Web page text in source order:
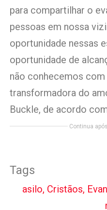
para compartilhar o
pessoas em nossa
oportunidade nessas
oportunidade de
não conhecemos com
transformadora do
Buckle, de acordo
Continua
Tags
asilo, Cristãos,